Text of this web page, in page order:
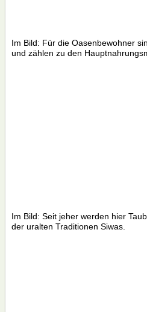
Im Bild: Für die Oasenbewohner
und zählen zu den
Im Bild: Seit jeher werden hier
der uralten Traditionen Siwas.